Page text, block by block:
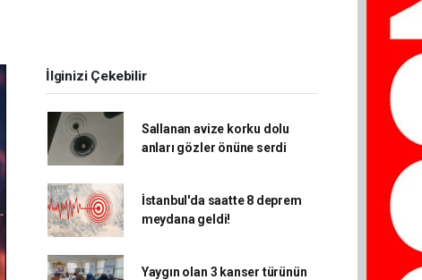
İlginizi Çekebilir
Sallanan avize korku dolu
anları gözler önüne serdi
İstanbul'da saatte 8 deprem
meydana geldi!
Yaygın olan 3 kanser türünün